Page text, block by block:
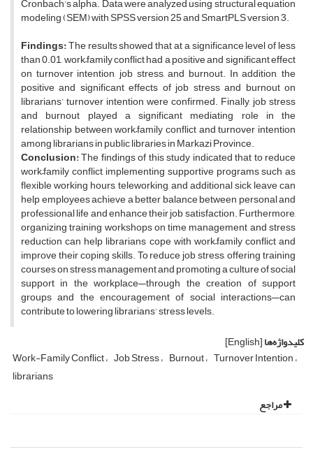
Cronbach’s alpha. Data were analyzed using structural equation
modeling (SEM) with SPSS version 25 and SmartPLS version 3.
Findings:The results showed that at a significance level of less
than 0.01, work–family conflict had a positive and significant effect
on turnover intention, job stress, and burnout. In addition, the
positive and significant effects of job stress and burnout on
librarians’ turnover intention were confirmed. Finally, job stress
and burnout played a significant mediating role in the
relationship between work–family conflict and turnover intention
among librarians in public libraries in Markazi Province.
Conclusion:The findings of this study indicated that to reduce
work–family conflict, implementing supportive programs such as
flexible working hours, teleworking, and additional sick leave can
help employees achieve a better balance between personal and
professional life and enhance their job satisfaction. Furthermore,
organizing training workshops on time management and stress
reduction can help librarians cope with work–family conflict and
improve their coping skills. To reduce job stress, offering training
courses on stress management and promoting a culture of social
support in the workplace—through the creation of support
groups and the encouragement of social interactions—can
contribute to lowering librarians’ stress levels.
کلیدواژه‌ها[English]
Work-Family Conflict Job Stress Burnout Turnover Intention
librarians
مراجع